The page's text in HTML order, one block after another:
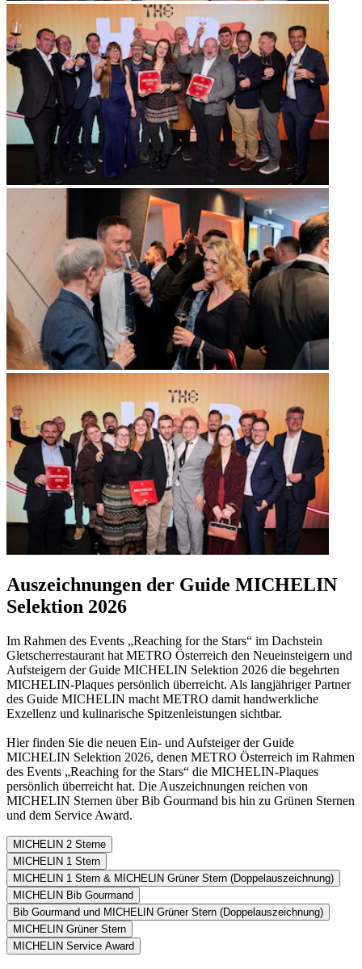
Auszeichnungen der Guide MICHELIN
Selektion 2026
Im Rahmen des Events „Reaching for the Stars“ im Dachstein
Gletscherrestaurant hat METRO Österreich den Neueinsteigern und
Aufsteigern der Guide MICHELIN Selektion 2026 die begehrten
MICHELIN-Plaques persönlich überreicht. Als langjähriger Partner
des Guide MICHELIN macht METRO damit handwerkliche
Exzellenz und kulinarische Spitzenleistungen sichtbar.
Hier finden Sie die neuen Ein- und Aufsteiger der Guide
MICHELIN Selektion 2026, denen METRO Österreich im Rahmen
des Events „Reaching for the Stars“ die MICHELIN-Plaques
persönlich überreicht hat. Die Auszeichnungen reichen von
MICHELIN Sternen über Bib Gourmand bis hin zu Grünen Sternen
und dem Service Award.
MICHELIN 2 Sterne
MICHELIN 1 Stern
MICHELIN 1 Stern & MICHELIN Grüner Stern (Doppelauszeichnung)
MICHELIN Bib Gourmand
Bib Gourmand und MICHELIN Grüner Stern (Doppelauszeichnung)
MICHELIN Grüner Stern
MICHELIN Service Award